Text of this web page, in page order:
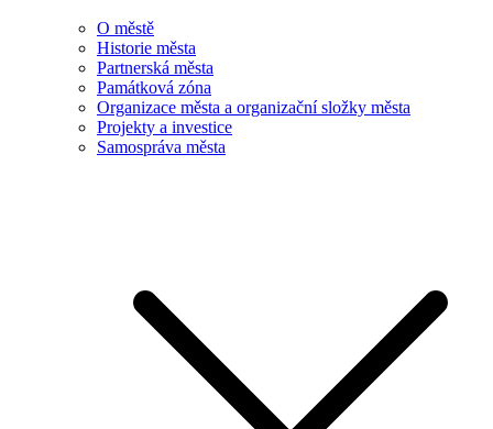
O městě
Historie města
Partnerská města
Památková zóna
Organizace města a organizační složky města
Projekty a investice
Samospráva města